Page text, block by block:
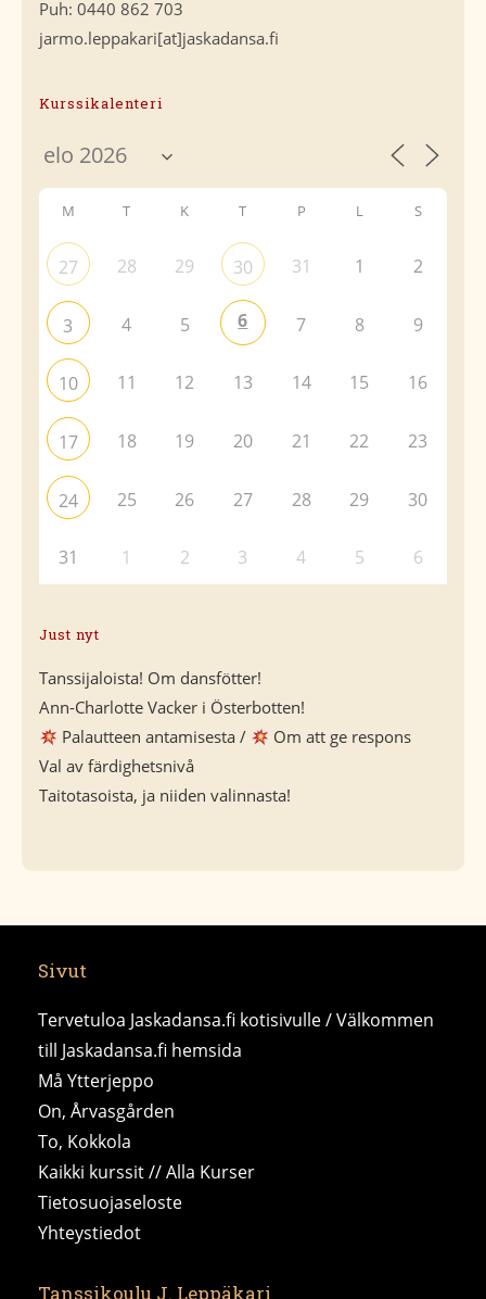
Puh: 0440 862 703
jarmo.leppakari[at]jaskadansa.fi
Kurssikalenteri
M T K T P L S
27 28 29 30 31 1 2
3 4 5 6 7 8 9
10 11 12 13 14 15 16
17 18 19 20 21 22 23
24 25 26 27 28 29 30
31 1 2 3 4 5 6
Just nyt
Tanssijaloista! Om dansfötter!
Ann-Charlotte Vacker i Österbotten!
Palautteen antamisesta /
Om att ge respons
Val av färdighetsnivå
Taitotasoista, ja niiden valinnasta!
Sivut
Tervetuloa Jaskadansa.fi kotisivulle / Välkommen
till Jaskadansa.fi hemsida
Må Ytterjeppo
On, Årvasgården
To, Kokkola
Kaikki kurssit // Alla Kurser
Tietosuojaseloste
Yhteystiedot
Tanssikoulu J. Leppäkari